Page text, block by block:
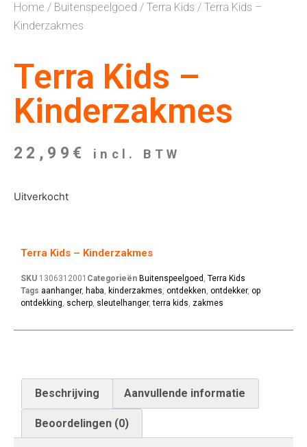
Home / Buitenspeelgoed / Terra Kids / Terra Kids –
Kinderzakmes
Terra Kids –
Kinderzakmes
22,99 € incl. BTW
Uitverkocht
Terra Kids – Kinderzakmes
SKU 1306312001 Categorieën Buitenspeelgoed , Terra Kids
Tags aanhanger, haba, kinderzakmes, ontdekken, ontdekker, op
ontdekking, scherp, sleutelhanger,terra kids, zakmes
Beschrijving Aanvullende informatie
Beoordelingen (0)